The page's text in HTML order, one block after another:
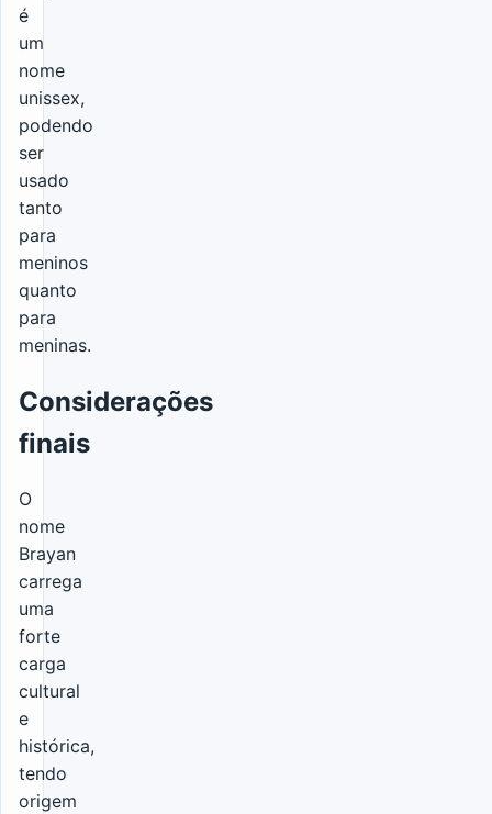
é
um
nome
unissex,
podendo
ser
usado
tanto
para
meninos
quanto
para
meninas.
Considerações
finais
O
nome
Brayan
carrega
uma
forte
carga
cultural
e
histórica,
tendo
origem